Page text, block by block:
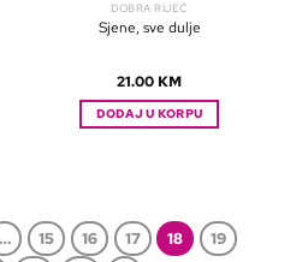
DOBRA RIJEČ
Sjene, sve dulje
21.00 KM
DODAJ U KORPU
… 15 16 17 18
19